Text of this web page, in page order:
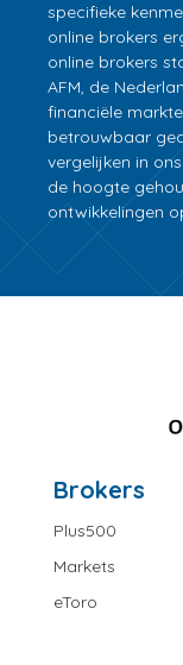
specifieke
online brokers
online brokers
AFM, de
financiële
betrouwbaar
vergelijken in
de hoogte
ontwikkelingen
Brokers
Plus500
Markets
eToro